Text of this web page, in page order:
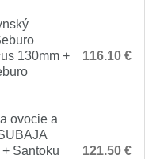
130mm +
116.10 €
ovocie a
Santoku
121.50 €